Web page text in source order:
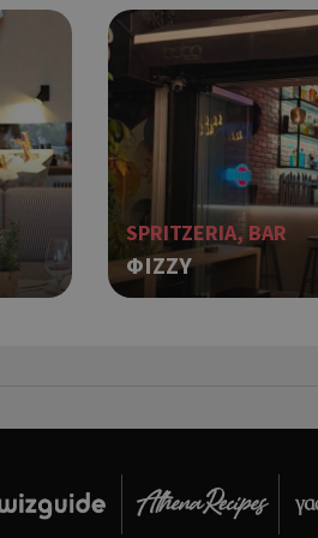
SPRITZERIA, BAR
ΦIZZY
χρήστη μεταξύ σελίδων.
σκοπούς Capping δηλαδή να
φορά την ημέρα στον χρήστη
ενέργειες όπως είναι το
τα push up και push down
για τη διάκριση
ρομπότ. Αυτό είναι
προκειμένου να
σχετικά με τη χρήση του
τα push up και push down
σκοπούς Capping δηλαδή να
ενέργειες όπως είναι το
τα push up και push down